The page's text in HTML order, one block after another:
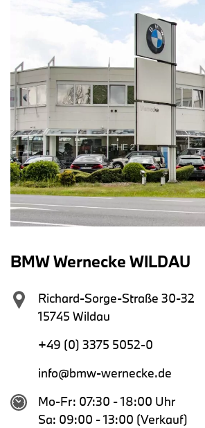
BMW Wernecke WILDAU
Richard-Sorge-Straße 30-32
15745 Wildau
+49 (0) 3375 5052-0
info@bmw-wernecke.de
Mo-Fr: 07:30 - 18:00 Uhr
Sa: 09:00 - 13:00 (Verkauf)